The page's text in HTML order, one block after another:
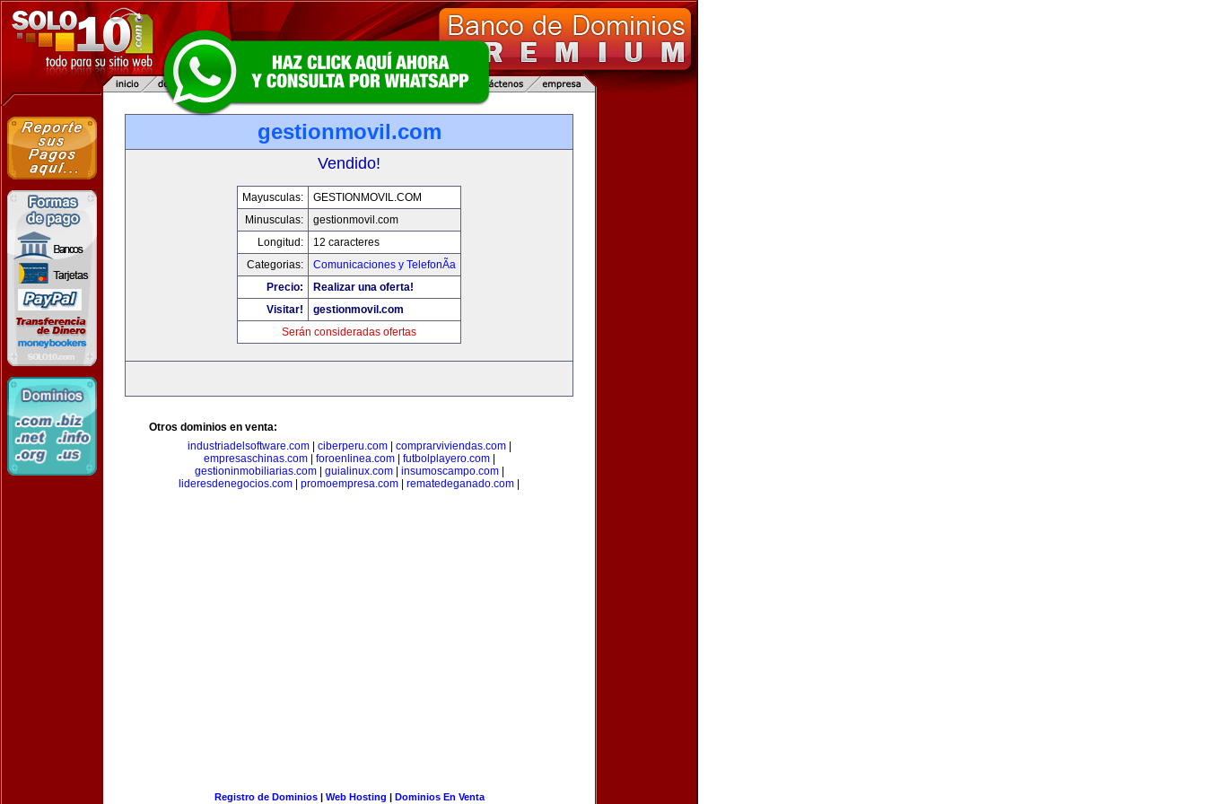
gestionmovil.com
Vendido!
Mayusculas:
GESTIONMOVIL.COM
Minusculas:
gestionmovil.com
Longitud:
12 caracteres
Categorias:
Comunicaciones y TelefonÃ­a
Precio:
Realizar una oferta!
Visitar!
gestionmovil.com
Serán consideradas ofertas
Otros dominios en venta:
industriadelsoftware.com| ciberperu.com| comprarviviendas.com|
empresaschinas.com| foroenlinea.com| futbolplayero.com|
gestioninmobiliarias.com| guialinux.com| insumoscampo.com|
lideresdenegocios.com
promoempresa.com rematedeganado.com
Registro de Dominios| Web Hosting | Dominios En Venta